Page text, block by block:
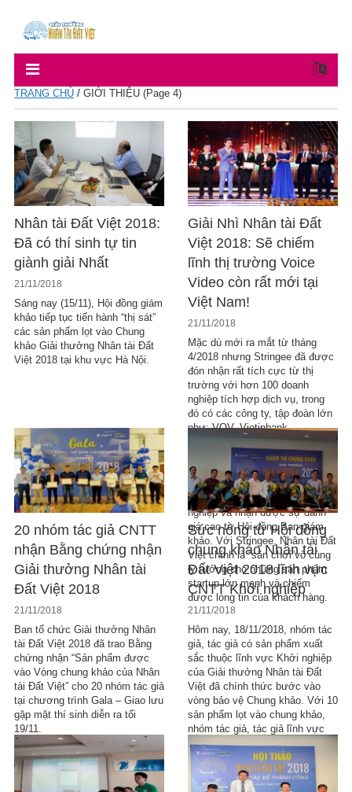
TRANG CHỦ/ GIỚI THIỆU(Page 4)
Nhân tài Đất Việt 2018:
Đã có thí sinh tự tin
giành giải Nhất
21/11/2018
Sáng nay (15/11), Hội đồng giám
khảo tiếp tục tiến hành “thị sát”
các sản phẩm lọt vào Chung
khảo Giải thưởng Nhân tài Đất
Việt 2018 tại khu vực Hà Nội.
Giải Nhì Nhân tài Đất
Việt 2018: Sẽ chiếm
lĩnh thị trường Voice
Video còn rất mới tại
Việt Nam!
21/11/2018
Mặc dù mới ra mắt từ tháng
4/2018 nhưng Stringee đã được
đón nhận rất tích cực từ thị
trường với hơn 100 doanh
nghiệp tích hợp dịch vụ, trong
đó có các công ty, tập đoàn lớn
như: VOV, Vietinbank,
NextTech, VNDirect… Lần đầu
tiên tham dự Giải thưởng Nhân
tài Đất Việt 2018, Stringee đã
mang về cho mình giải Nhì
thuộc lĩnh vực CNTT Khởi
nghiệp và nhận được sự đánh
giá cao từ Hội đồng Ban giám
khảo. Với Stringee, Nhân tài Đất
Việt chính là “sân chơi”vô cùng
lý tưởng cho những sản phẩm
startup lớn mạnh và chiếm
được lòng tin của khách hàng.
20 nhóm tác giả CNTT
nhận Bằng chứng nhận
Giải thưởng Nhân tài
Đất Việt 2018
21/11/2018
Ban tổ chức Giải thưởng Nhân
tài Đất Việt 2018 đã trao Bằng
chứng nhận “Sản phẩm được
vào Vòng chung khảo của Nhân
tài Đất Việt” cho 20 nhóm tác giả
tại chương trình Gala – Giao lưu
gặp mặt thí sinh diễn ra tối
19/11.
Sức nóng từ Hội đồng
chung khảo Nhân tài
Đất Việt 2018 lĩnh vực
CNTT Khởi nghiệp
21/11/2018
Hôm nay, 18/11/2018, nhóm tác
giả, tác giả có sản phẩm xuất
sắc thuộc lĩnh vực Khởi nghiệp
của Giải thưởng Nhân tài Đất
Việt đã chính thức bước vào
vòng bảo vệ Chung khảo. Với 10
sản phẩm lọt vào chung khảo,
nhóm tác giả, tác giả lĩnh vực
Khởi nghiêp phải bảo vệ trước
Hội đồng giám khảo về tính ưu
việt của sản phẩm, công nghệ
nổi bật, khả năng ứng dụng và